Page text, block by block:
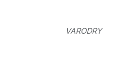
VARODRY